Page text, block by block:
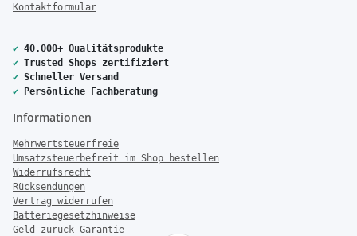
Kontaktformular
✔ 40.000+ Qualitätsprodukte
✔ Trusted Shops zertifiziert
✔ Schneller Versand
✔ Persönliche Fachberatung
Informationen
Mehrwertsteuerfreie
Umsatzsteuerbefreit im Shop bestellen
Widerrufsrecht
Rücksendungen
Vertrag widerrufen
Batteriegesetzhinweise
Geld zurück Garantie